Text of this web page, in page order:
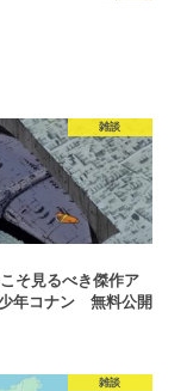
雑談
そ見るべき傑作ア
年コナン 無料公開
雑談